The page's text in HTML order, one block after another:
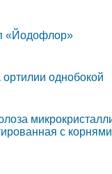
«Йодофлор»
ортилии однобокой
с